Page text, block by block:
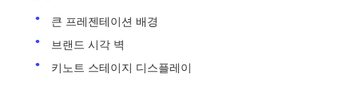
야외 LED 디스플레이 보드
큰 프레젠테이션 배경
브랜드 시각 벽
키노트 스테이지 디스플레이